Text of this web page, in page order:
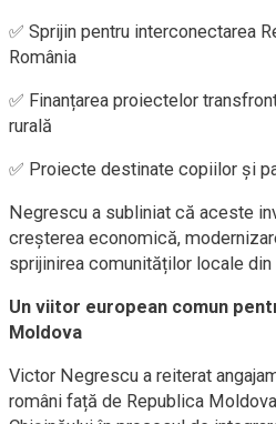
✅ Sprijin pentru interconectarea
România
✅ Finanțarea proiectelor
rurală
✅ Proiecte destinate copiilor și
Negrescu a subliniat că aceste
creșterea economică,
sprijinirea comunităților locale
Un viitor european comun
Moldova
Victor Negrescu a reiterat
români față de Republica